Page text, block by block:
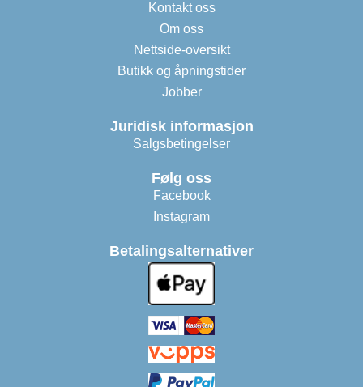
Kontakt oss
Om oss
Nettside-oversikt
Butikk og åpningstider
Jobber
Juridisk informasjon
Salgsbetingelser
Følg oss
Facebook
Instagram
Betalingsalternativer